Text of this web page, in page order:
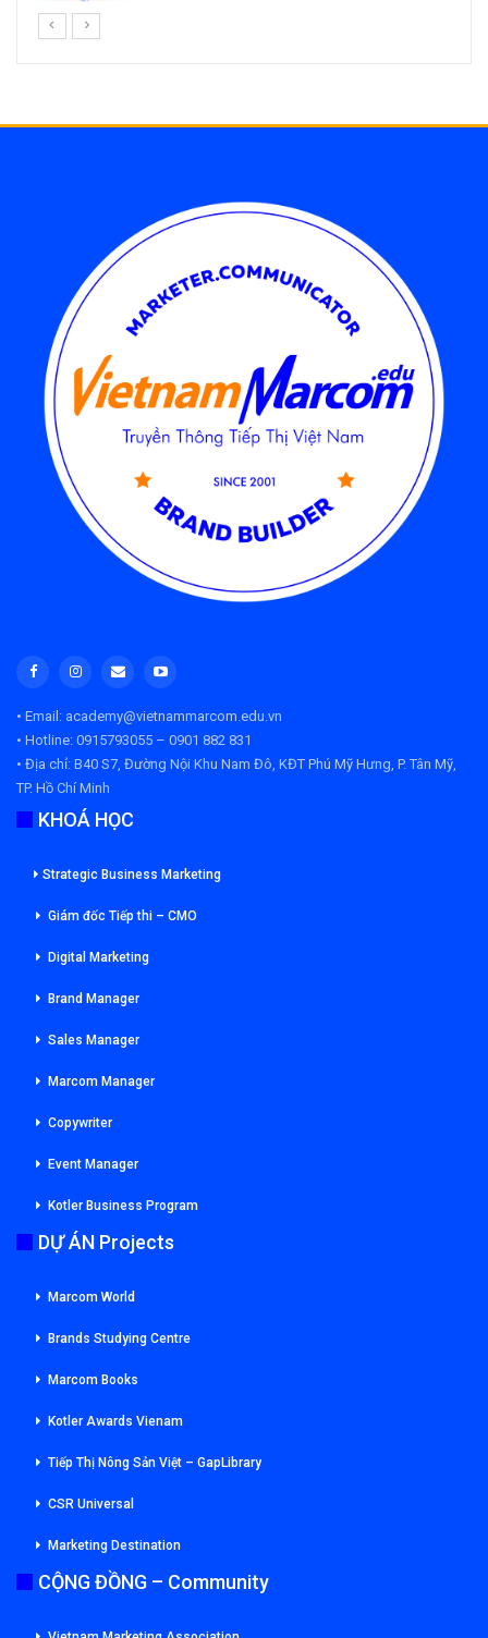
• Email: academy@vietnammarcom.edu.vn
• Hotline: 0915793055 – 0901 882 831
• Địa chỉ: B40 S7, Đường Nội Khu Nam Đô, KĐT Phú Mỹ Hưng, P. Tân Mỹ,
TP. Hồ Chí Minh
KHOÁ HỌC
Strategic Business Marketing
Giám đốc Tiếp thi – CMO
Digital Marketing
Brand Manager
Sales Manager
Marcom Manager
Copywriter
Event Manager
Kotler Business Program
DỰ ÁN Projects
Marcom World
Brands Studying Centre
Marcom Books
Kotler Awards Vienam
Tiếp Thị Nông Sản Việt – GapLibrary
CSR Universal
Marketing Destination
CỘNG ĐỒNG – Community